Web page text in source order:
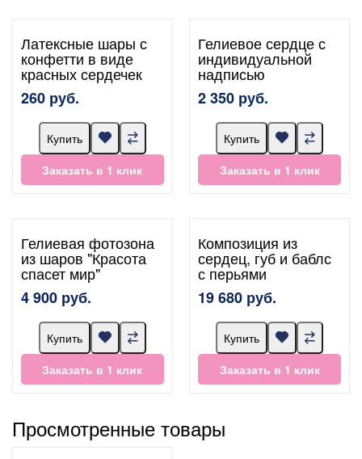
Латексные шары с
конфетти в виде
красных сердечек
260 руб.
Купить
Заказать в 1 клик
Гелиевое сердце с
индивидуальной
надписью
2 350 руб.
Купить
Заказать в 1 клик
Гелиевая фотозона
из шаров "Красота
спасет мир"
4 900 руб.
Купить
Заказать в 1 клик
Композиция из
сердец, губ и баблс
с перьями
19 680 руб.
Купить
Заказать в 1 клик
Просмотренные товары